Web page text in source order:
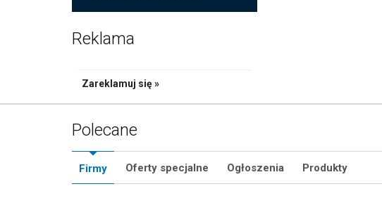
Reklama
Zareklamuj się »
Polecane
Firmy Oferty specjalne Ogłoszenia Produkty